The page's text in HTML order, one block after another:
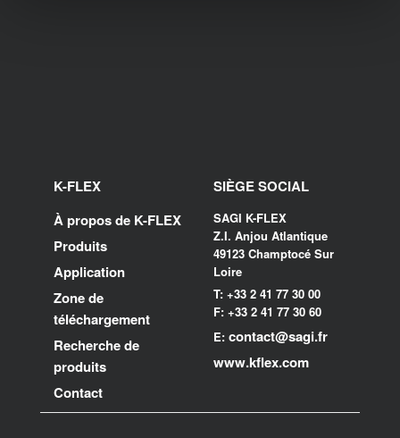
K-FLEX
À propos de K-FLEX
Produits
Application
Zone de
téléchargement
Recherche de
produits
Contact
SIÈGE SOCIAL
SAGI K-FLEX
Z.I. Anjou Atlantique
49123 Champtocé Sur
Loire
T: +33 2 41 77 30 00
F: +33 2 41 77 30 60
E: contact@sagi.fr
www.kflex.com